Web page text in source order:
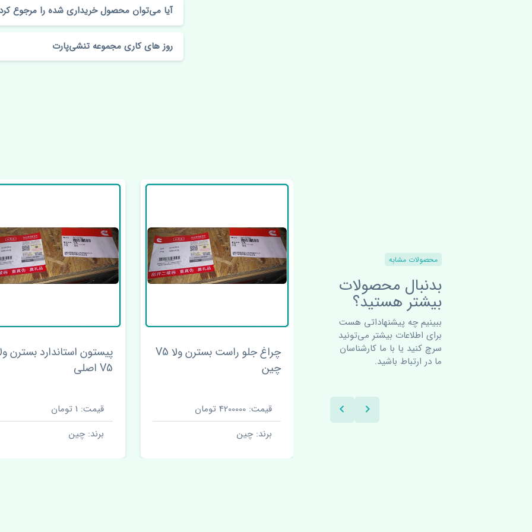
آیا می‌توان محصول خریداری شده را مرجوع
روز های کاری مجموعه تنشی‌پارت
محصولات مشابه
بدنبال محصولات
بیشتر هستید؟
ببینیم چه پیشنهاداتی هست
برای اطلاعات بیشتر می‌تونید
سرچ کنید یا با ما کارشناسان
ما در ارتباط باشید.
لاستیک ساق سوپاپ بسترن ولا
V5 چین
چراغ جلو راست بسترن ولا V5
چین
قیمت: 4200000 تومان
برند: چین
پیستون استاندارد بسترن
V5 اصلی
قیمت: 1 تومان
برند: چین